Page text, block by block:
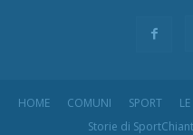
HOME COMUNI SPORT
Storie di